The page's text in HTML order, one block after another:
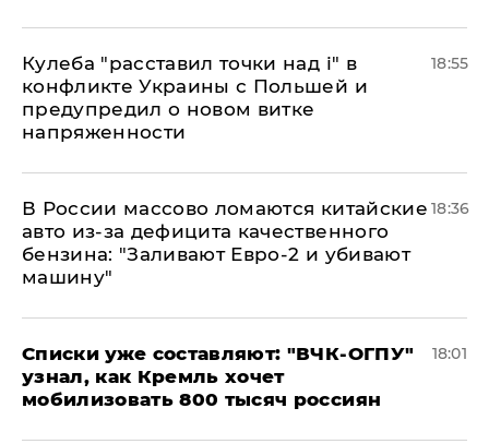
Кулеба "расставил точки над і" в
конфликте Украины с Польшей и
предупредил о новом витке
напряженности
18:55
В России массово ломаются китайские
авто из-за дефицита качественного
бензина: "Заливают Евро-2 и убивают
машину"
18:36
Списки уже составляют: "ВЧК-ОГПУ"
узнал, как Кремль хочет
мобилизовать 800 тысяч россиян
18:01